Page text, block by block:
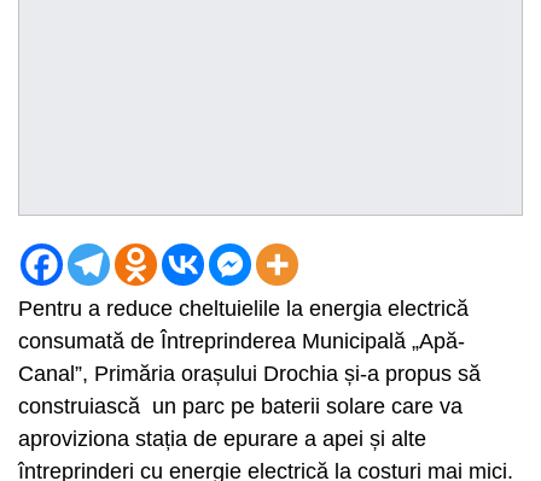
Pentru a reduce cheltuielile la energia electrică
consumată de Întreprinderea Municipală „Apă-
Canal”, Primăria orașului Drochia și-a propus să
construiască un parc pe baterii solare care va
aproviziona stația de epurare a apei și alte
întreprinderi cu energie electrică la costuri mai mici.